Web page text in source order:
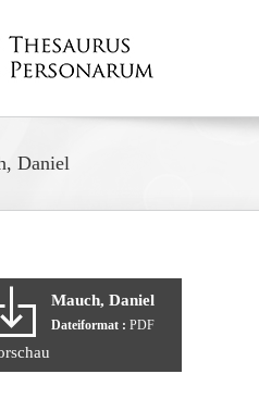
Daniel
Mauch, Daniel
Dateiformat : PDF